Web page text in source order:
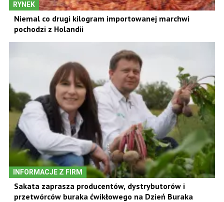
RYNEK
Niemal co drugi kilogram importowanej marchwi
pochodzi z Holandii
INFORMACJE Z FIRM
Sakata zaprasza producentów, dystrybutorów i
przetwórców buraka ćwikłowego na Dzień Buraka